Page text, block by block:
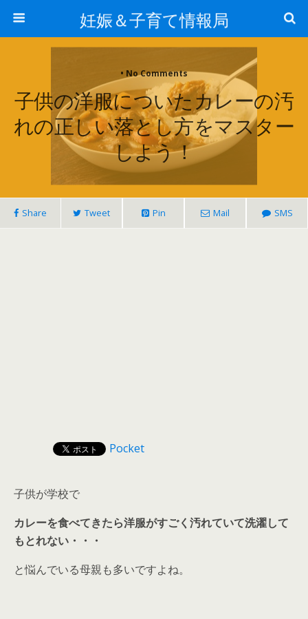
妊娠＆子育て情報局
• No Comments
子供の洋服についたカレーの汚
れの正しい落とし方をマスター
しよう！
Share Tweet Pin Mail SMS
Pocket
子供が学校で
カレーを食べてきたら洋服がすごく汚れていて洗濯して
もとれない・・・
と悩んでいる母親も多いですよね。